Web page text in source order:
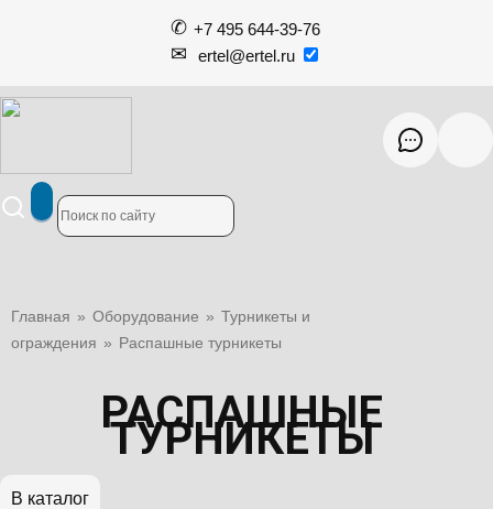
+7 495 644-39-76
ertel@ertel.ru
Главная » Оборудование » Турникеты и
ограждения » Распашные турникеты
РАСПАШНЫЕ
ТУРНИКЕТЫ
В каталог